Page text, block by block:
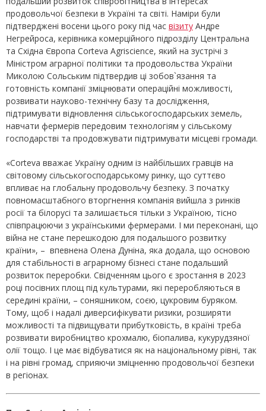
продовольчої безпеки в Україні та світі. Наміри були
підтверджені восени цього року під час візиту Андре
Негрейроса, керівника комерційного підрозділу Центральна
та Східна Європа Corteva Agriscience, який на зустрічі з
Міністром аграрної політики та продовольства України
Миколою Сольським підтвердив ці зобов`язання та
готовність компанії зміцнювати операційні можливості,
розвивати науково-технічну базу та дослідження,
підтримувати відновлення сільськогосподарських земель,
навчати фермерів передовим технологіям у сільському
господарстві та продовжувати підтримувати місцеві громади.
«Corteva вважає Україну одним із найбільших гравців на
світовому сільськогосподарському ринку, що суттєво
впливає на глобальну продовольчу безпеку. З початку
повномасштабного вторгнення компанія вийшла з ринків
росії та білорусі та залишається тільки з Україною, тісно
співпрацюючи з українськими фермерами. І ми переконані, що
війна не стане перешкодою для подальшого розвитку
країни», – впевнена Олена Дуніна, яка додала, що основою
для стабільності в аграрному бізнесі стане подальший
розвиток переробки. Свідченням цього є зростання в 2023
році посівних площ під культурами, які переробляються в
середині країни, – соняшником, соєю, цукровим буряком.
Тому, щоб і надалі диверсифікувати ризики, розширяти
можливості та підвищувати прибутковість, в країні треба
розвивати виробництво крохмалю, біопалива, кукурудзяної
олії тощо. І це має відбуватися як на національному рівні, так
і на рівні громад, сприяючи зміцненню продовольчої безпеки
в регіонах.